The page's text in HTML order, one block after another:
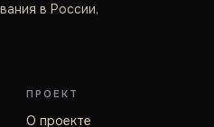
в России,
ПРОЕКТ
О проекте